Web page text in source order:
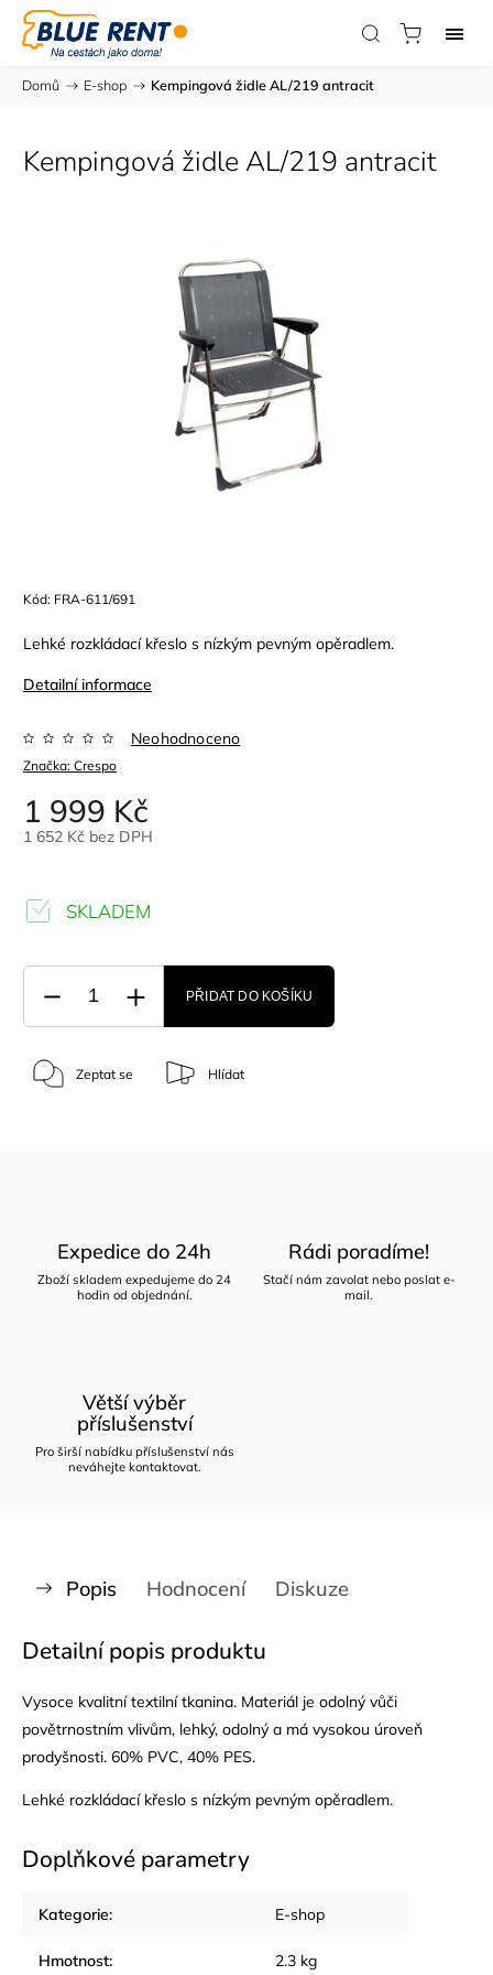
Domů / E-shop / Kempingová židle AL/219 antracit
Kempingová židle AL/219 antracit
Kód: FRA-611/691
Lehké rozkládací křeslo s nízkým pevným opěradlem.
Detailní informace
Značka: Crespo
Neohodnoceno
1 999 Kč
1 652 Kč bez DPH
SKLADEM
PŘIDAT DO KOŠÍKU
Zeptat se Hlídat
Expedice do 24h
Zboží skladem expedujeme do 24
hodin od objednání.
Rádi poradíme!
Stačí nám zavolat nebo poslat e-
mail.
Větší výběr
příslušenství
Pro širší nabídku příslušenství nás
neváhejte kontaktovat.
Popis Hodnocení Diskuze
Detailní popis produktu
Vysoce kvalitní textilní tkanina. Materiál je odolný vůči
povětrnostním vlivům, lehký, odolný a má vysokou úroveň
prodyšnosti. 60% PVC, 40% PES.
Lehké rozkládací křeslo s nízkým pevným opěradlem.
Doplňkové parametry
Kategorie: E-shop
Hmotnost: 2.3 kg